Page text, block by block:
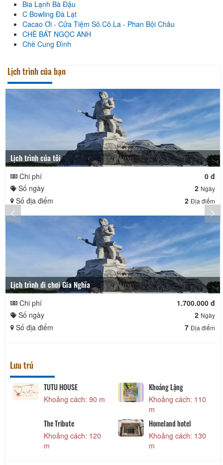
Bia Lạnh Bà Đậu
C Bowling Đà Lạt
Cacao Ơi - Cửa Tiệm Sô.Cô.La - Phan Bội Châu
CHÈ BÁT NGỌC ANH
Chè Cung Đình
Lịch trình của bạn
Lịch trình của tôi
Chi phí
0 đ
Số ngày
2 Ngày
Số địa điểm 2 Địa điểm
Lịch trình đi chơi Gia Nghĩa
Chi phí
1.700.000 đ
Số ngày
2 Ngày
Số địa điểm 7 Địa điểm
Lưu trú
TUTU HOUSE
Khoảng cách: 90 m
Khoảng Lặng
Khoảng cách: 110
m
The Tribute
Khoảng cách: 120
m
Homeland hotel
Khoảng cách: 130
m